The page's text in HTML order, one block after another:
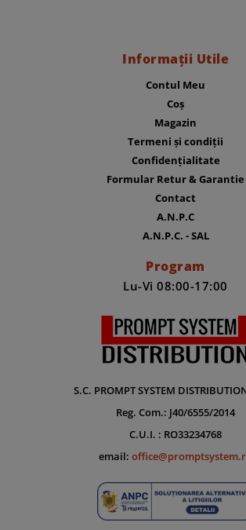
Informații Utile
Contul Meu
Coș
Magazin
Termeni și condiții
Confidențialitate
Formular Retur & Garantie
Contact
A.N.P.C
A.N.P.C. - SAL
Program
Lu-Vi 08:00-17:00
S.C. PROMPT SYSTEM
Reg. Com.: J40/6555/2014
C.U.I. : RO33234768
email: